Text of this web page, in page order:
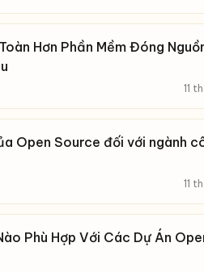
Hơn Phần Mềm Đóng
11
Open Source đối với ngành
11
Phù Hợp Với Các Dự Án